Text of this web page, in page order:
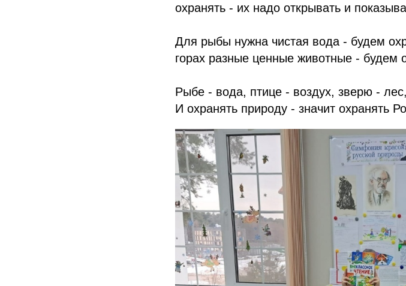
охранять - их надо открывать и
Для рыбы нужна чистая вода - будем
горах разные ценные животные - будем
Рыбе - вода, птице - воздух, зверю -
И охранять природу - значит охранять